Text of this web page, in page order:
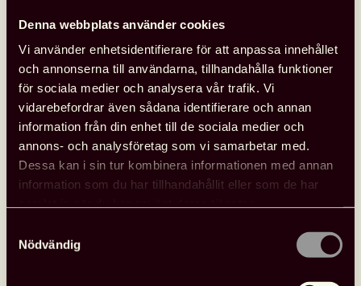
Denna webbplats använder cookies
Vi använder enhetsidentifierare för att anpassa innehållet
och annonserna till användarna, tillhandahålla funktioner
för sociala medier och analysera vår trafik. Vi
vidarebefordrar även sådana identifierare och annan
information från din enhet till de sociala medier och
annons- och analysföretag som vi samarbetar med.
Dessa kan i sin tur kombinera informationen med annan
information som du har tillhandahållit eller som de har
Nödvändig
stort festivalprogram för barn, unga och skolelever.
Konferensen om barn- och ungdomslitteratur sker
under tisdag till onsdag 16–17 april i Lunds stadshall.
Under Litteralund samlas författare och illustratörer för
att ge oss nya läs- och bildupplevelser.
Festivalveckan rymmer program för olika målgrupper
– ett program för skolelever, ett för unga från cirka 13
år och uppåt, en publik barn- och familjedag och